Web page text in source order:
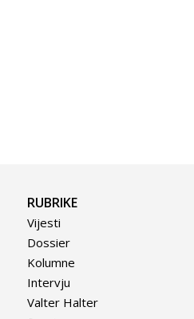
RUBRIKE
Vijesti
Dossier
Kolumne
Intervju
Valter Halter